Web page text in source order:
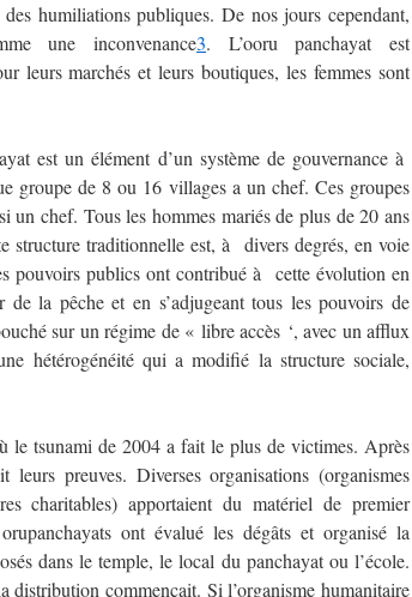
humiliations publiques. De nos jours cependant,
une inconvenance3. L’ooru panchayatest
leurs marchés et leurs boutiques, les femmes sont
est un élément d’un système de gouvernance à
groupe de 8 ou 16 villages a un chef. Ces groupes
un chef. Tous les hommes mariés de plus de 20 ans
structure traditionnelle est, à divers degrés, en voie
pouvoirs publics ont contribué à cette évolution en
de la pêche et en s’adjugeant tous les pouvoirs de
sur un régime de « libre accès ‘, avec un afflux
hétérogénéité qui a modifié la structure sociale,
le tsunami de 2004 a fait le plus de victimes. Après
preuves. Diverses organisations (organismes
charitables) apportaient du matériel de premier
orupanchayats ont évalué les dégâts et organisé la
dans le temple, le local du panchayatou l’école.
commençait. Si l’organisme humanitaire